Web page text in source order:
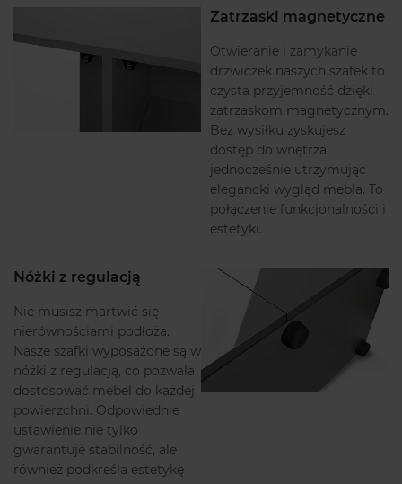
Zatrzaski magnetyczne
Otwieranie i zamykanie
drzwiczek naszych szafek to
czysta przyjemność dzięki
zatrzaskom magnetycznym.
Bez wysiłku zyskujesz
dostęp do wnętrza,
jednocześnie utrzymując
elegancki wygląd mebla. To
połączenie funkcjonalności i
estetyki.
Nóżki z regulacją
Nie musisz martwić się
nierównościami podłoża.
Nasze szafki wyposażone są w
nóżki z regulacją, co pozwala
dostosować mebel do każdej
powierzchni. Odpowiednie
ustawienie nie tylko
gwarantuje stabilność, ale
również podkreśla estetykę